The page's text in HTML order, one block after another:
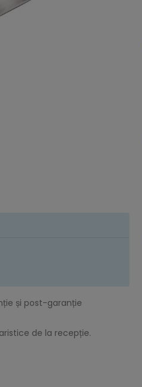
și post-garanție
de la recepție.